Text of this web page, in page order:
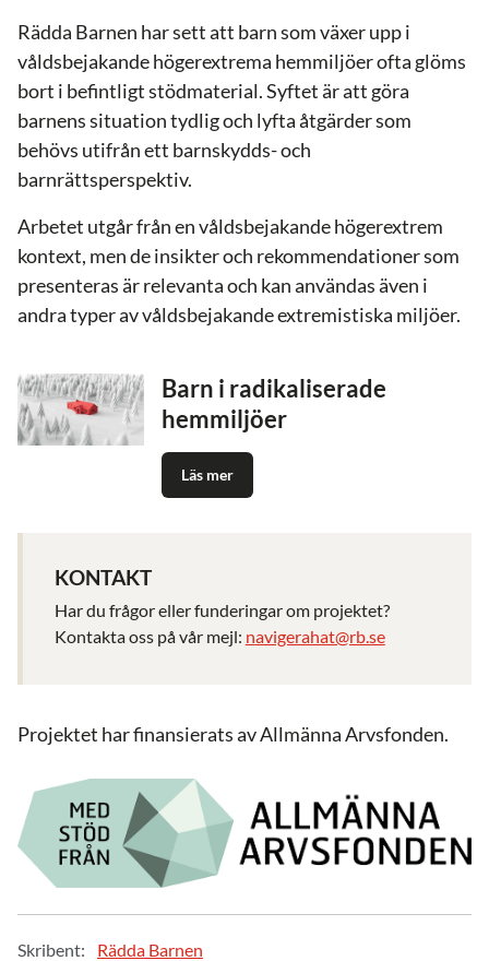
Rädda Barnen har sett att barn som växer upp i
våldsbejakande högerextrema hemmiljöer ofta glöms
bort i befintligt stödmaterial. Syftet är att göra
barnens situation tydlig och lyfta åtgärder som
behövs utifrån ett barnskydds- och
barnrättsperspektiv.
Arbetet utgår från en våldsbejakande högerextrem
kontext, men de insikter och rekommendationer som
presenteras är relevanta och kan användas även i
andra typer av våldsbejakande extremistiska miljöer.
Barn i radikaliserade
hemmiljöer
Läs mer
KONTAKT
Har du frågor eller funderingar om projektet?
Kontakta oss på vår mejl: navigerahat@rb.se
Projektet har finansierats av Allmänna Arvsfonden.
Skribent:
Rädda Barnen